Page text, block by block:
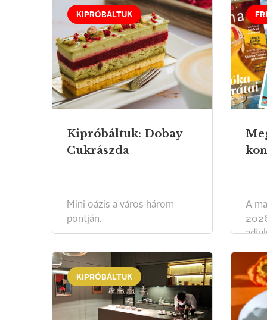
KIPRÓBÁLTUK
Kipróbáltuk: Dobay
Cukrászda
Mini oázis a város három
pontján.
A
KIPRÓBÁLTUK